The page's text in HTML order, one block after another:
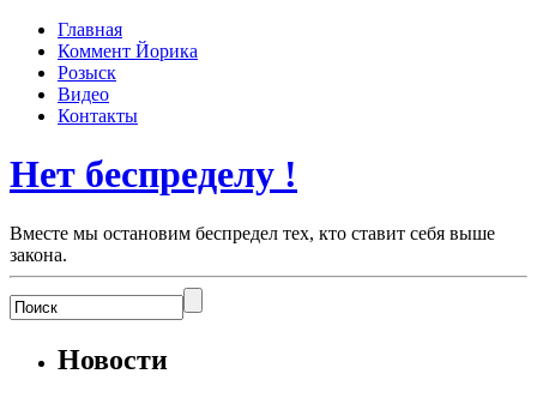
Главная
Коммент Йорика
Розыск
Видео
Контакты
Нет беспределу !
Вместе мы остановим беспредел тех, кто ставит себя выше
закона.
Новости